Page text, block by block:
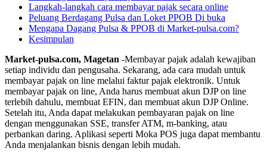
Langkah-langkah cara membayar pajak secara online
Peluang Berdagang Pulsa dan Loket PPOB Di buka
Mengapa Dagang Pulsa & PPOB di Market-pulsa.com?
Kesimpulan
Market-pulsa.com, Magetan -Membayar pajak adalah kewajiban
setiap individu dan pengusaha. Sekarang, ada cara mudah untuk
membayar pajak on line melalui faktur pajak elektronik. Untuk
membayar pajak on line, Anda harus membuat akun DJP on line
terlebih dahulu, membuat EFIN, dan membuat akun DJP Online.
Setelah itu, Anda dapat melakukan pembayaran pajak on line
dengan menggunakan SSE, transfer ATM, m-banking, atau
perbankan daring. Aplikasi seperti Moka POS juga dapat membantu
Anda menjalankan bisnis dengan lebih mudah.